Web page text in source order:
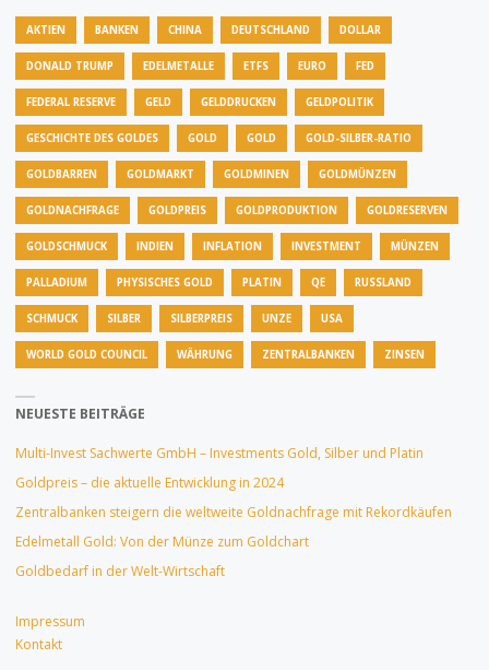
AKTIEN BANKEN CHINA DEUTSCHLAND DOLLAR
DONALD TRUMP EDELMETALLE ETFS EURO FED
FEDERAL RESERVE GELD GELDDRUCKEN GELDPOLITIK
GESCHICHTE DES GOLDES GOLD GOLD GOLD-SILBER-RATIO
GOLDBARREN GOLDMARKT GOLDMINEN GOLDMÜNZEN
GOLDNACHFRAGE GOLDPREIS GOLDPRODUKTION GOLDRESERVEN
GOLDSCHMUCK INDIEN INFLATION INVESTMENT MÜNZEN
PALLADIUM PHYSISCHES GOLD PLATIN QE RUSSLAND
SCHMUCK SILBER SILBERPREIS UNZE USA
WORLD GOLD COUNCIL WÄHRUNG ZENTRALBANKEN ZINSEN
NEUESTE BEITRÄGE
Multi-Invest Sachwerte GmbH – Investments Gold, Silber und Platin
Goldpreis – die aktuelle Entwicklung in 2024
Zentralbanken steigern die weltweite Goldnachfrage mit Rekordkäufen
Edelmetall Gold: Von der Münze zum Goldchart
Goldbedarf in der Welt-Wirtschaft
Impressum
Kontakt